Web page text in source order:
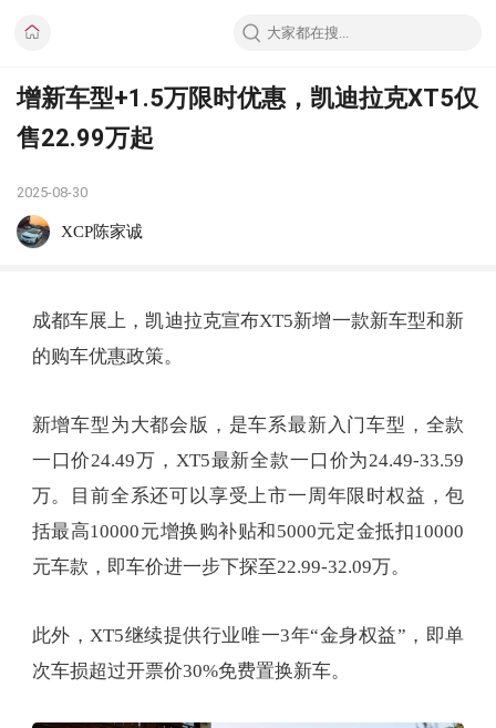
增新车型+1.5万限时优惠，凯迪拉克XT5仅
售22.99万起
2025-08-30
XCP陈家诚
成都车展上，凯迪拉克宣布XT5新增一款新车型和新
的购车优惠政策。
新增车型为大都会版，是车系最新入门车型，全款
一口价24.49万，XT5最新全款一口价为24.49-33.59
万。目前全系还可以享受上市一周年限时权益，包
括最高10000元增换购补贴和5000元定金抵扣10000
元车款，即车价进一步下探至22.99-32.09万。
此外，XT5继续提供行业唯一3年“金身权益”，即单
次车损超过开票价30%免费置换新车。